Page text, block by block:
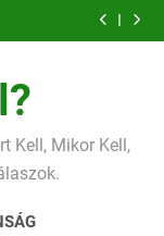
Kell, Mikor Kell,